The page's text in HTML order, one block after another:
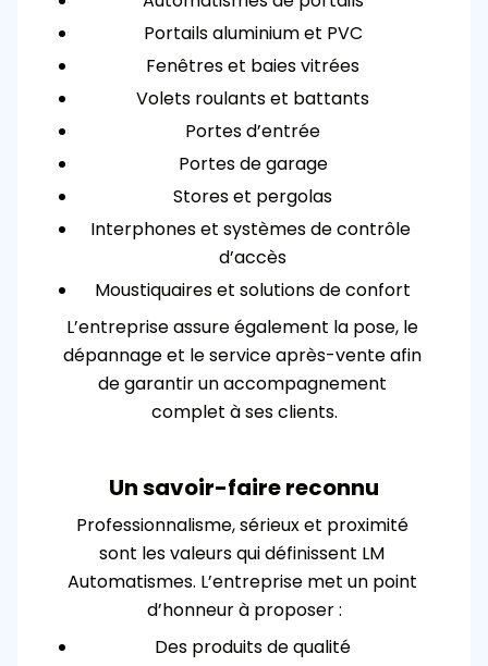
Portails aluminium et PVC
Fenêtres et baies vitrées
Volets roulants et battants
Portes d’entrée
Portes de garage
Stores et pergolas
Interphones et systèmes de contrôle
d’accès
Moustiquaires et solutions de confort
L’entreprise assure également la pose, le
dépannage et le service après-vente afin
de garantir un accompagnement
complet à ses clients.
Un savoir-faire reconnu
Professionnalisme, sérieux et proximité
sont les valeurs qui définissent LM
Automatismes. L’entreprise met un point
d’honneur à proposer :
Des produits de qualité